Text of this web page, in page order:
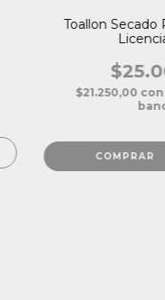
Toallon Secado
$21.250,00 con